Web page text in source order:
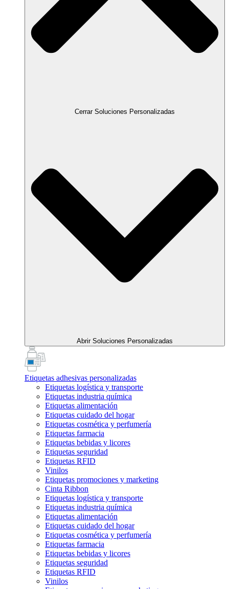
Cerrar Soluciones Personalizadas
Abrir Soluciones Personalizadas
Etiquetas adhesivas personalizadas
Etiquetas logística y transporte
Etiquetas industria química
Etiquetas alimentación
Etiquetas cuidado del hogar
Etiquetas cosmética y perfumería
Etiquetas farmacia
Etiquetas bebidas y licores
Etiquetas seguridad
Etiquetas RFID
Vinilos
Etiquetas promociones y marketing
Cinta Ribbon
Etiquetas logística y transporte
Etiquetas industria química
Etiquetas alimentación
Etiquetas cuidado del hogar
Etiquetas cosmética y perfumería
Etiquetas farmacia
Etiquetas bebidas y licores
Etiquetas seguridad
Etiquetas RFID
Vinilos